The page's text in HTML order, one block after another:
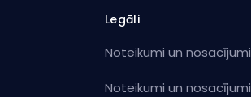
Legāli
Noteikumi un nosacījumi
Noteikumi un